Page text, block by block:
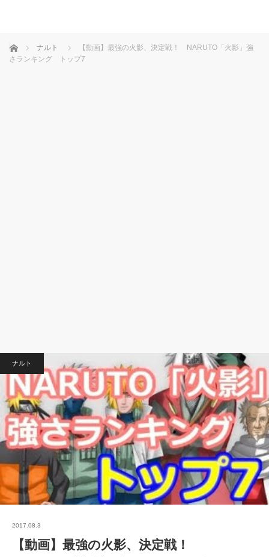
ホーム ナルト
【動画】最強の火影、決定戦！ NARUTO「火影」強
さランキング トップ7
ナルト
2017.08.3
【動画】最強の火影、決定戦！